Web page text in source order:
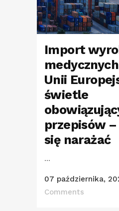
Import
Unii
świetle
przepisów
się narażać
...
07 października,
Comments